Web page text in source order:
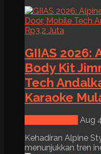
GIIAS 2026:
Body Kit
Tech
Karaoke
Aug
Kehadiran Alpine
menunjukkan tren